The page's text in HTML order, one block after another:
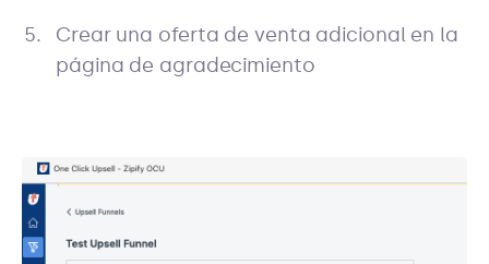
Crear una oferta de venta adicional en la
página de agradecimiento